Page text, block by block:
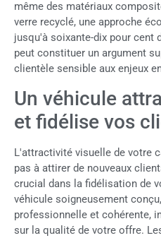
même des matériaux
verre recyclé, une approche
jusqu'à soixante-dix pour cent
peut constituer un argument
clientèle sensible aux enjeux
Un véhicule
et fidélise vos
L'attractivité visuelle de votre
pas à attirer de nouveaux
crucial dans la fidélisation de
véhicule soigneusement
professionnelle et cohérente,
sur la qualité de votre offre.